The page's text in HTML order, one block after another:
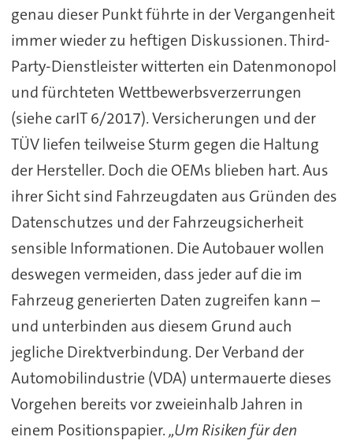
genau dieser Punkt führte in der Vergangenheit
immer wieder zu heftigen Diskussionen. Third-
Party-Dienstleister witterten ein Datenmonopol
und fürchteten Wettbewerbsverzerrungen
(siehe carIT 6/2017). Versicherungen und der
TÜV liefen teilweise Sturm gegen die Haltung
der Hersteller. Doch die OEMs blieben hart. Aus
ihrer Sicht sind Fahrzeugdaten aus Gründen des
Datenschutzes und der Fahrzeugsicherheit
sensible Informationen. Die Autobauer wollen
deswegen vermeiden, dass jeder auf die im
Fahrzeug generierten Daten zugreifen kann –
und unterbinden aus diesem Grund auch
jegliche Direktverbindung. Der Verband der
Automobilindustrie (VDA) untermauerte dieses
Vorgehen bereits vor zweieinhalb Jahren in
einem Positionspapier.„Um Risiken für den